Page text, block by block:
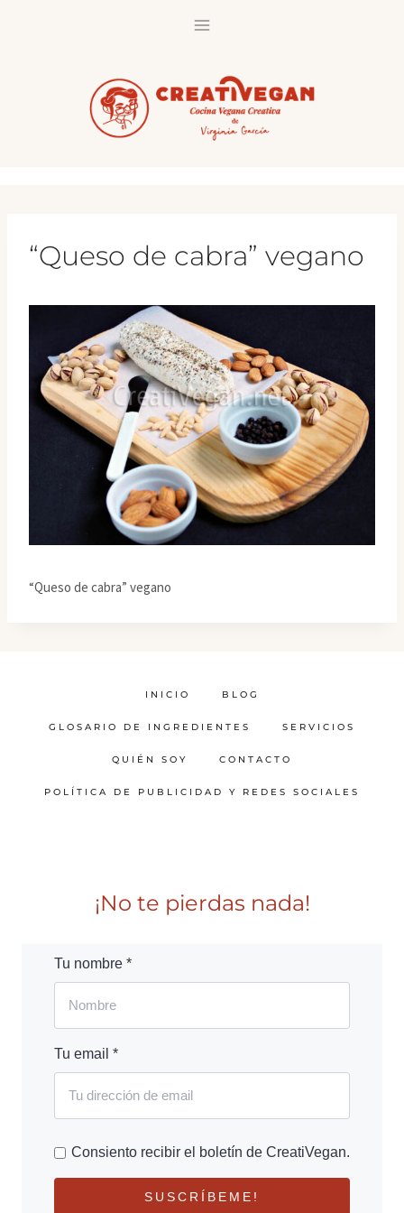
“Queso de cabra” vegano
“Queso de cabra” vegano
INICIO BLOG
GLOSARIO DE INGREDIENTES SERVICIOS
QUIÉN SOY CONTACTO
POLÍTICA DE PUBLICIDAD Y REDES SOCIALES
¡No te pierdas nada!
Tu nombre *
Tu email *
Consiento recibir el boletín de CreatiVegan.
SUSCRÍBEME!